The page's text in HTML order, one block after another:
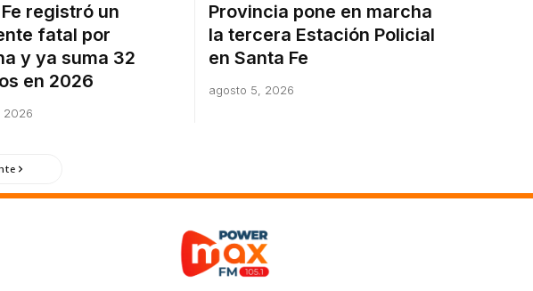
registró un
fatal por
y ya suma 32
en 2026
2026
Provincia pone en marcha
la tercera Estación Policial
en Santa Fe
agosto 5, 2026